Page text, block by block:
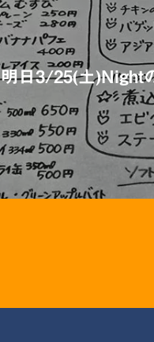
明日3/25(土)Night